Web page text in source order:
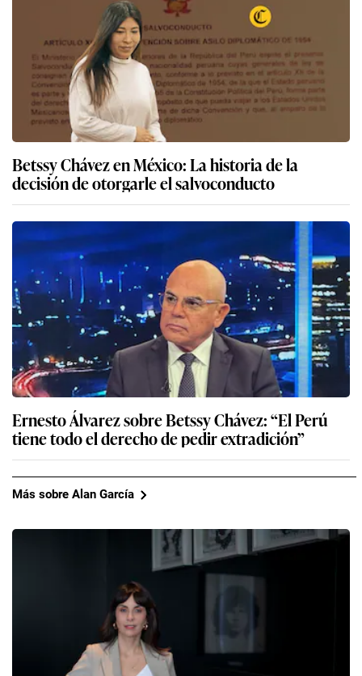
Betssy Chávez en México: La historia de la
decisión de otorgarle el salvoconducto
Ernesto Álvarez sobre Betssy Chávez: “El Perú
tiene todo el derecho de pedir extradición”
Más sobre Alan García